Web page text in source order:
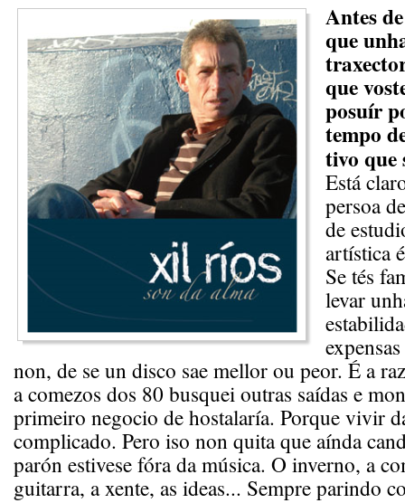
Antes
que
que
posuír
tempo
tivo que
Está
persoa
de
artística
Se tés
levar
non, de se un disco sae mellor ou peor. É a
a comezos dos 80 busquei outras saídas e
primeiro negocio de hostalaría. Porque vivir
complicado. Pero iso non quita que aínda
parón estivese fóra da música. O inverno, a
guitarra, a xente, as ideas... Sempre parindo